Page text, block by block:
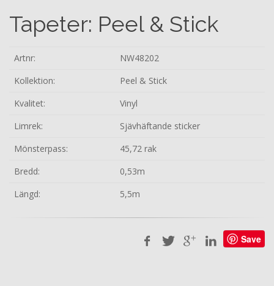
Tapeter: Peel & Stick
Artnr:
NW48202
Kollektion:
Peel & Stick
Kvalitet:
Vinyl
Limrek:
Sjävhäftande sticker
Mönsterpass:
45,72 rak
Bredd:
0,53m
Längd:
5,5m
Save